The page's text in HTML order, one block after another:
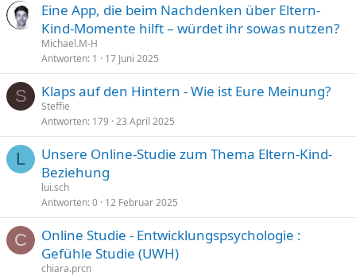
Eine App, die beim Nachdenken über Eltern-
Kind-Momente hilft – würdet ihr sowas nutzen?
Michael.M-H
Antworten 1 17 Juni 2025
S Klaps auf den Hintern - Wie ist Eure Meinung?
Steffie
Antworten 179 23 April 2025
L
Unsere Online-Studie zum Thema Eltern-Kind-
Beziehung
lui.sch
Antworten 0 12 Februar 2025
C
Online Studie - Entwicklungspsychologie :
Gefühle Studie (UWH)
chiara.prcn